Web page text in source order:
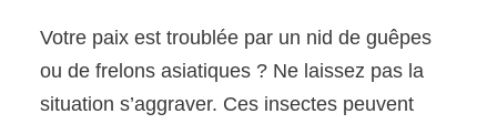
Votre paix est troublée par un nid de guêpes
ou de frelons asiatiques ? Ne laissez pas la
situation s’aggraver. Ces insectes peuvent